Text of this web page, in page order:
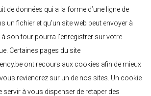
de données qui a la forme d’une ligne de
un fichier et qu’un site web peut envoyer à
son tour pourra l’enregistrer sur votre
Certaines pages du site
ont recours aux cookies afin de mieux
reviendrez sur un de nos sites. Un cookie
servir à vous dispenser de retaper des